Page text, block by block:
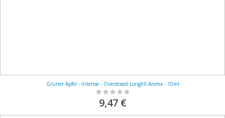
Grüner Apfel - Intense - Overdosed Longfill Aroma - 10ml
Rating:
9,47 €